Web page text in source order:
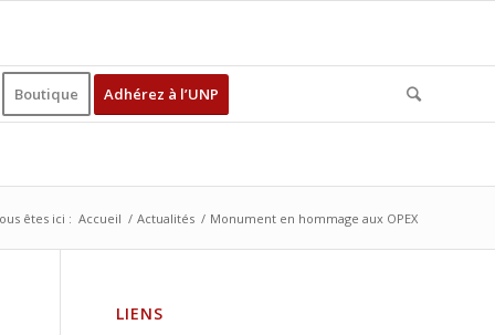
Boutique Adhérez à l’UNP
êtes ici : Accueil / Actualités / Monument en hommage aux OPEX
LIENS